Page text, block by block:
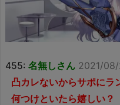
455: 名無しさん 2021/08/
凸カレないからサポにラ
何つけといたら嬉しい？